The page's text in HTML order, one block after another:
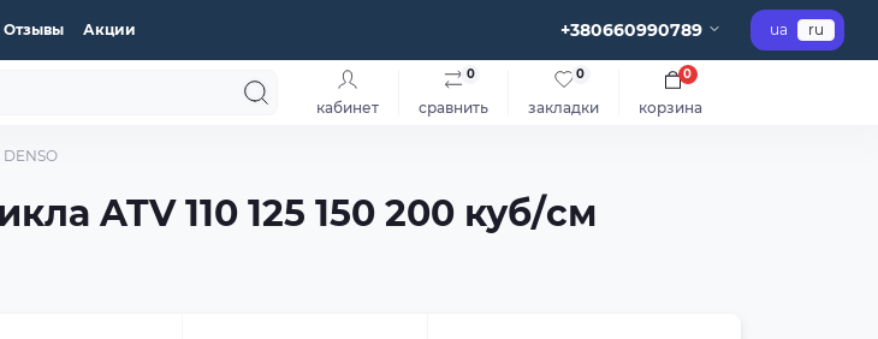
Отзывы Акции +380660990789 ua ru
кабинет сравнить
0
закладки
0
корзина
0
DENSO
ATV 110 125 150 200 куб/см